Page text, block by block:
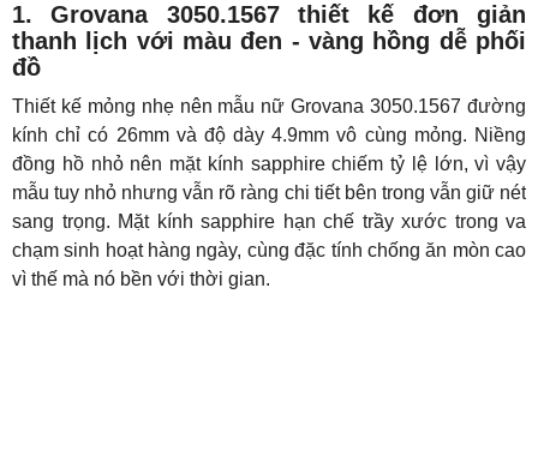
1. Grovana 3050.1567 thiết kế đơn giản
thanh lịch với màu đen - vàng hồng dễ phối
đồ
Thiết kế mỏng nhẹ nên mẫu nữ Grovana 3050.1567 đường
kính chỉ có 26mm và độ dày 4.9mm vô cùng mỏng. Niềng
đồng hồ nhỏ nên mặt kính sapphire chiếm tỷ lệ lớn, vì vậy
mẫu tuy nhỏ nhưng vẫn rõ ràng chi tiết bên trong vẫn giữ nét
sang trọng. Mặt kính sapphire hạn chế trầy xước trong va
chạm sinh hoạt hàng ngày, cùng đặc tính chống ăn mòn cao
vì thế mà nó bền với thời gian.